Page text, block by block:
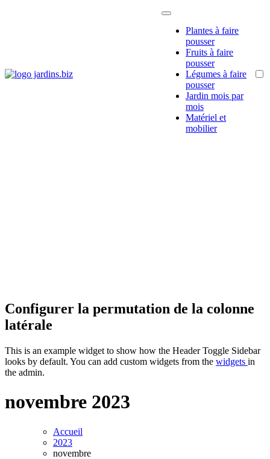
Jardins.biz
Tout savoir pour bien
entretenir son jardin
Plantes à faire
pousser
Fruits à faire
pousser
Légumes à faire
pousser
Jardin mois par
mois
Matériel et
mobilier
Configurer la permutation de la colonne
latérale
This is an example widget to show how the Header Toggle Sidebar
looks by default. You can add custom widgets from the widgets in
the admin.
novembre 2023
Accueil
2023
novembre